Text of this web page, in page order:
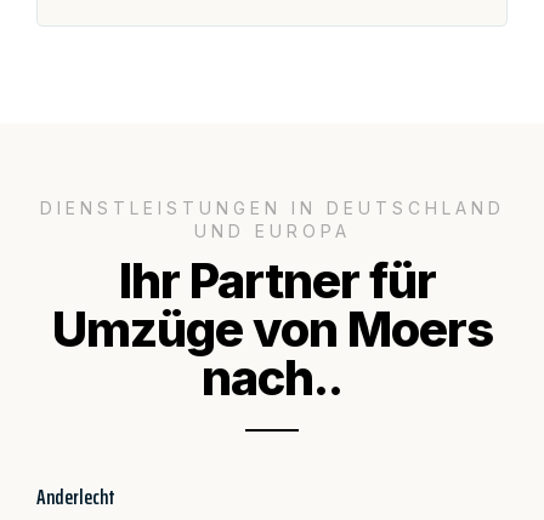
DIENSTLEISTUNGEN IN DEUTSCHLAND
UND EUROPA
Ihr Partner für
Umzüge von Moers
nach..
Anderlecht